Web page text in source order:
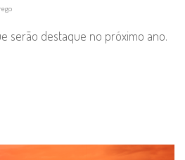
serão destaque no próximo ano.